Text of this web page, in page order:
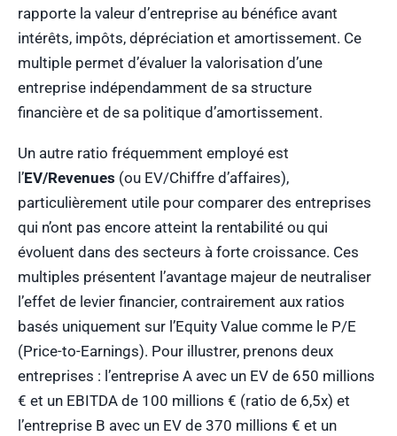
rapporte la valeur d’entreprise au bénéfice avant
intérêts, impôts, dépréciation et amortissement. Ce
multiple permet d’évaluer la valorisation d’une
entreprise indépendamment de sa structure
financière et de sa politique d’amortissement.
Un autre ratio fréquemment employé est
l’EV/Revenues (ou EV/Chiffre d’affaires),
particulièrement utile pour comparer des entreprises
qui n’ont pas encore atteint la rentabilité ou qui
évoluent dans des secteurs à forte croissance. Ces
multiples présentent l’avantage majeur de neutraliser
l’effet de levier financier, contrairement aux ratios
basés uniquement sur l’Equity Value comme le P/E
(Price-to-Earnings). Pour illustrer, prenons deux
entreprises : l’entreprise A avec un EV de 650 millions
€ et un EBITDA de 100 millions € (ratio de 6,5x) et
l’entreprise B avec un EV de 370 millions € et un